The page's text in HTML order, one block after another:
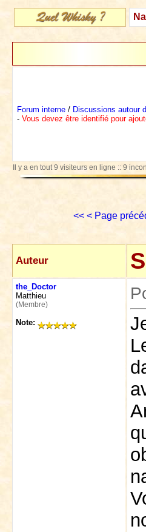
Forum interne / Discussions autour
- Vous devez être identifié pour
Il y a en tout 9 visiteurs en ligne :: 9
<< < Page
Auteur
the_Doctor
Matthieu
(Membre)
Note: